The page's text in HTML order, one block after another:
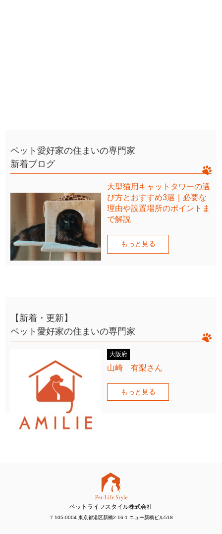
ペット愛好家の住まいの専門家
新着ブログ
大型猫用キャットタワーの選
び方とおすすめ3選｜必要な
理由や設置場所のポイントま
で解説
もっと見る
【新着・更新】
ペット愛好家の住まいの専門家
大阪府
山崎 有梨さん
もっと見る
ペットライフスタイル株式会社
〒105-0004 東京都港区新橋2-16-1 ニュー新橋ビル518